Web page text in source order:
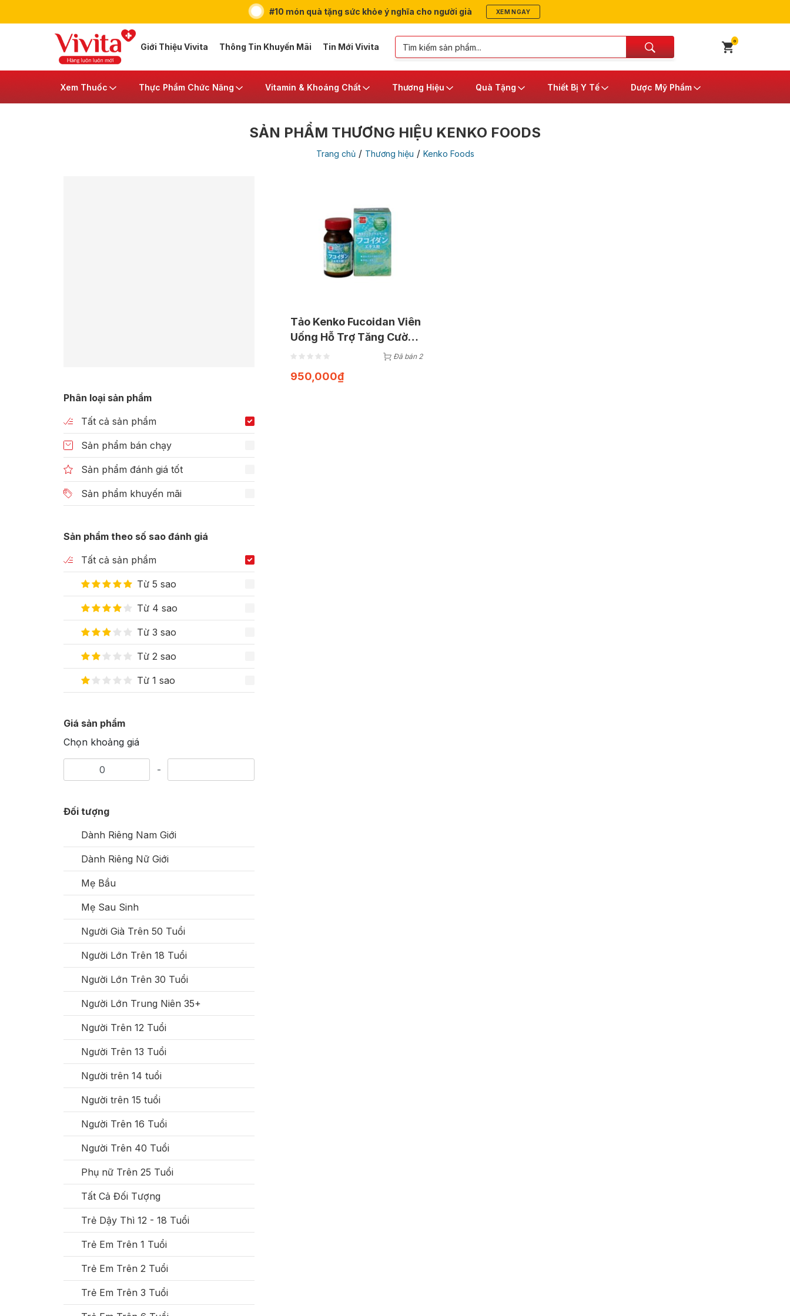
#10 món quà tặng sức khỏe ý nghĩa cho người già XEM NGAY
Giới Thiệu Vivita Thông Tin Khuyến Mãi Tin Mới Vivita
0
Xem Thuốc Thực Phẩm Chức Năng Vitamin & Khoáng Chất Thương Hiệu Quà Tặng Thiết Bị Y Tế Dược Mỹ Phẩm
SẢN PHẨM THƯƠNG HIỆU KENKO FOODS
Trang chủ/ Thương hiệu / Kenko Foods
Phân loại sản phẩm
Tất cả sản phẩm
Sản phẩm bán chạy
Sản phẩm đánh giá tốt
Sản phẩm khuyến mãi
Sản phẩm theo số sao đánh giá
Tất cả sản phẩm
Từ 5 sao
Từ 4 sao
Từ 3 sao
Từ 2 sao
Từ 1 sao
Giá sản phẩm
Chọn khoảng giá
-
Đối tượng
Dành Riêng Nam Giới
Dành Riêng Nữ Giới
Mẹ Bầu
Mẹ Sau Sinh
Người Già Trên 50 Tuổi
Người Lớn Trên 18 Tuổi
Người Lớn Trên 30 Tuổi
Người Lớn Trung Niên 35+
Người Trên 12 Tuổi
Người Trên 13 Tuổi
Người trên 14 tuổi
Người trên 15 tuổi
Người Trên 16 Tuổi
Người Trên 40 Tuổi
Phụ nữ Trên 25 Tuổi
Tất Cả Đối Tượng
Trẻ Dậy Thì 12 - 18 Tuổi
Trẻ Em Trên 1 Tuổi
Trẻ Em Trên 2 Tuổi
Trẻ Em Trên 3 Tuổi
Tảo Kenko Fucoidan Viên
Uống Hỗ Trợ Tăng Cường
Sức Khỏe Dành Cho Bệnh
viên)
Đã bán 2
950,000₫